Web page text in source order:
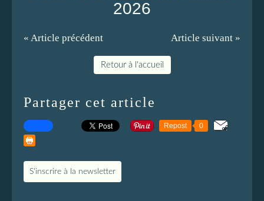
2026
« Article précédent Article suivant »
Retour à l'accueil
Partager cet article
Repost 0
S'inscrire à la newsletter